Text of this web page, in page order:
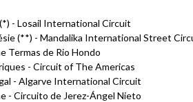
- Losail International Circuit
(**) - Mandalika International Street
Termas de Rio Hondo
- Circuit of The Americas
- Algarve International Circuit
- Circuito de Jerez-Ángel Nieto